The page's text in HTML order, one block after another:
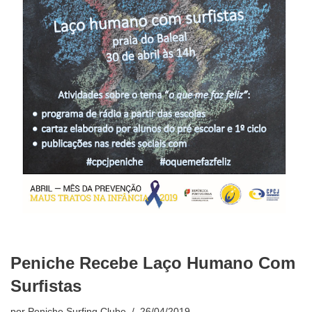
Peniche Recebe Laço Humano Com
Surfistas